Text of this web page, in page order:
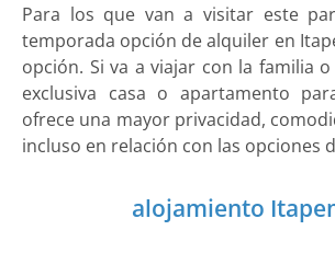
Para los que van a visitar este
temporada opción de alquiler en
opción. Si va a viajar con la familia
exclusiva casa o apartamento
ofrece una mayor privacidad,
incluso en relación con las opciones
alojamiento